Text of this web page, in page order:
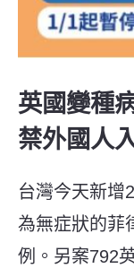
英國變種
禁外國人
台灣今天新增
為無症狀的菲
例。另案792